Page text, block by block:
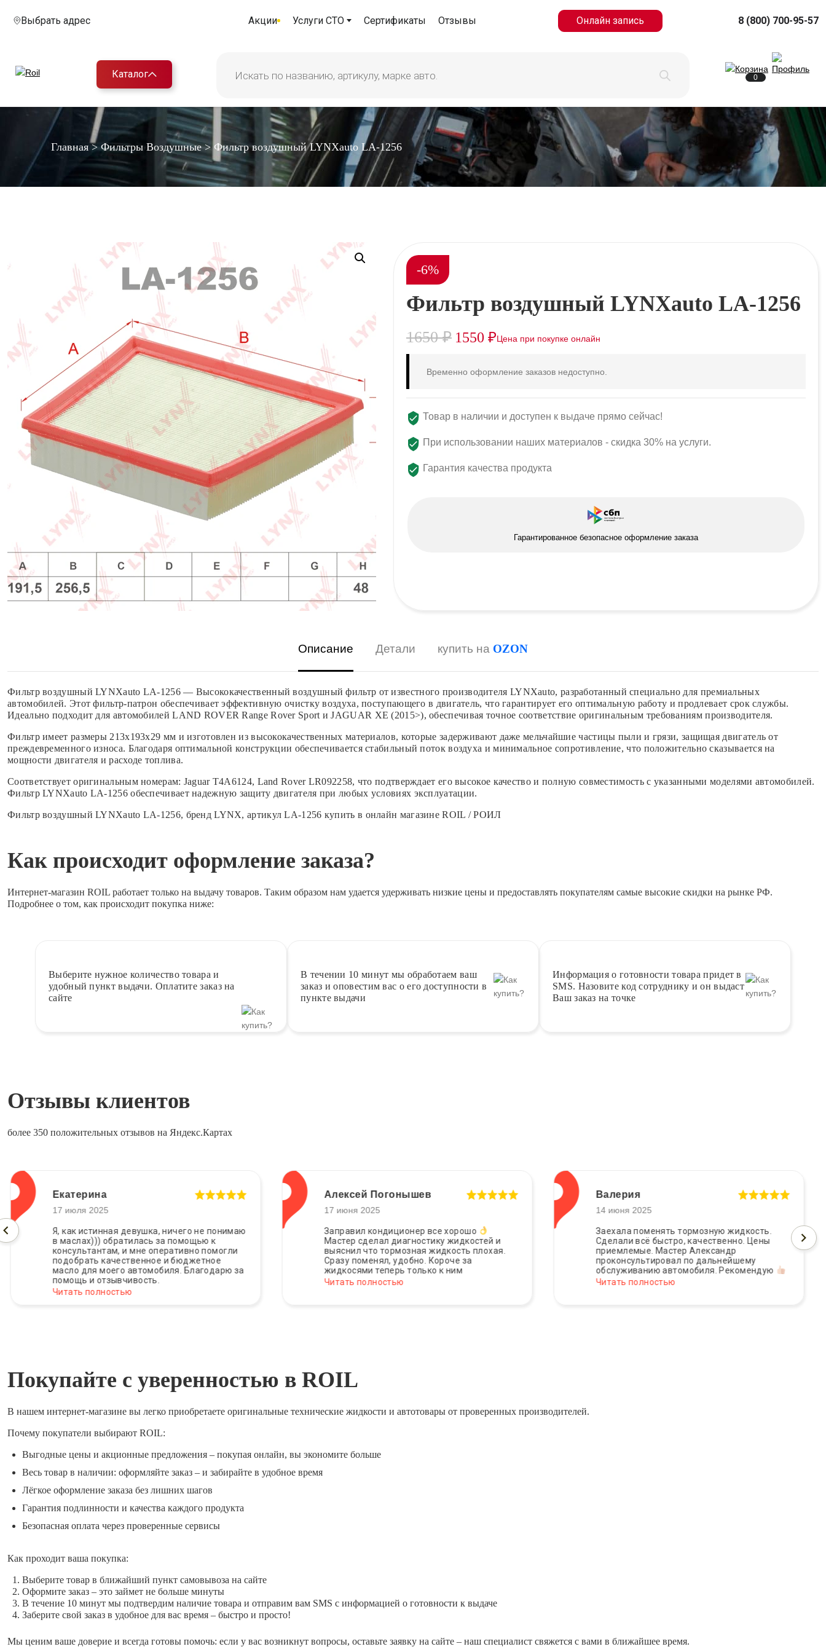
Выбрать адрес Акции Услуги СТО Сертификаты Отзывы Онлайн запись 8 (800) 700-95-57
Каталог 0
Главная> Фильтры Воздушные> Фильтр воздушный LYNXauto LA-1256
-6%
Фильтр воздушный LYNXauto LA-1256
1650₽ 1550 ₽
Временно оформление заказов недоступно.
Товар в наличии и доступен к выдаче прямо сейчас!
При использовании наших материалов - скидка 30% на услуги.
Гарантия качества продукта
Гарантированное безопасное оформление заказа
Описание Детали купить на OZON
Фильтр воздушный LYNXauto LA-1256 — Высококачественный воздушный фильтр от известного производителя LYNXauto, разработанный специально для премиальных
автомобилей. Этот фильтр-патрон обеспечивает эффективную очистку воздуха, поступающего в двигатель, что гарантирует его оптимальную работу и продлевает срок службы.
Идеально подходит для автомобилей LAND ROVER Range Rover Sport и JAGUAR XE (2015>), обеспечивая точное соответствие оригинальным требованиям производителя.
Фильтр имеет размеры 213x193x29 мм и изготовлен из высококачественных материалов, которые задерживают даже мельчайшие частицы пыли и грязи, защищая двигатель от
преждевременного износа. Благодаря оптимальной конструкции обеспечивается стабильный поток воздуха и минимальное сопротивление, что положительно сказывается на
мощности двигателя и расходе топлива.
Соответствует оригинальным номерам: Jaguar T4A6124, Land Rover LR092258, что подтверждает его высокое качество и полную совместимость с указанными моделями автомобилей.
Фильтр LYNXauto LA-1256 обеспечивает надежную защиту двигателя при любых условиях эксплуатации.
Фильтр воздушный LYNXauto LA-1256, бренд LYNX, артикул LA-1256 купить в онлайн магазине ROIL / РОИЛ
Как происходит оформление заказа?
Интернет-магазин ROIL работает только на выдачу товаров. Таким образом нам удается удерживать низкие цены и предоставлять покупателям самые высокие скидки на рынке РФ.
Подробнее о том, как происходит покупка ниже:
Выберите нужное количество товара и
удобный пункт выдачи. Оплатите заказ на
сайте
В течении 10 минут мы обработаем ваш
заказ и оповестим вас о его доступности в
пункте выдачи
Информация о готовности товара придет в
SMS. Назовите код сотруднику и он выдаст
Ваш заказ на точке
Отзывы клиентов
более 350 положительных отзывов на Яндекс.Картах
Екатерина
17 июля 2025
Я, как истинная девушка, ничего не понимаю
в маслах))) обратилась за помощью к
консультантам, и мне оперативно помогли
подобрать качественное и бюджетное
масло для моего автомобиля. Благодарю за
помощь и отзывчивость.
Читать полностью
Алексей Погонышев
17 июня 2025
Заправил кондиционер все хорошо
Мастер сделал диагностику жидкостей и
выяснил что тормозная жидкость плохая.
Сразу поменял, удобно. Короче за
жидкосями теперь только к ним
Читать полностью
Валерия
14 июня 2025
Заехала поменять тормозную жидкость.
Сделали всё быстро, качественно. Цены
приемлемые. Мастер Александр
проконсультировал по дальнейшему
обслуживанию автомобиля. Рекомендую
Читать полностью
Покупайте с уверенностью в ROIL
В нашем интернет-магазине вы легко приобретаете оригинальные технические жидкости и автотовары от проверенных производителей.
Почему покупатели выбирают ROIL:
Выгодные цены и акционные предложения – покупая онлайн, вы экономите больше
Весь товар в наличии: оформляйте заказ – и забирайте в удобное время
Лёгкое оформление заказа без лишних шагов
Гарантия подлинности и качества каждого продукта
Безопасная оплата через проверенные сервисы
Как проходит ваша покупка:
Выберите товар в ближайший пункт самовывоза на сайте
Оформите заказ – это займет не больше минуты
В течение 10 минут мы подтвердим наличие товара и отправим вам SMS с информацией о готовности к выдаче
Заберите свой заказ в удобное для вас время – быстро и просто!
Мы ценим ваше доверие и всегда готовы помочь: если у вас возникнут вопросы, оставьте заявку на сайте – наш специалист свяжется с вами в ближайшее время.